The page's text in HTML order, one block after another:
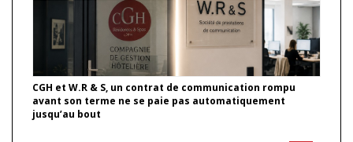
CGH et W.R & S, un contrat de communication rompu
avant son terme ne se paie pas automatiquement
jusqu’au bout